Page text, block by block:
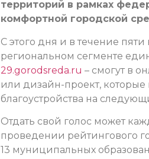
территорий в рамках
комфортной городской
С этого дня и в течение
региональном сегменте
29.gorodsreda.ru – смогут в
или дизайн-проект,
благоустройства на
Отдать свой голос может
проведении рейтингового
13 муниципальных